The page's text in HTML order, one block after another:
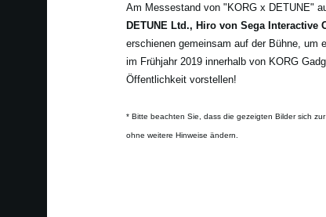
Am Messestand von "KORG x DETUNE"
DETUNE Ltd., Hiro von Sega
erschienen gemeinsam auf der Bühne, um
im Frühjahr 2019 innerhalb von KORG
Öffentlichkeit vorstellen!
* Bitte beachten Sie, dass die gezeigten Bilder sich
ohne weitere Hinweise ändern.